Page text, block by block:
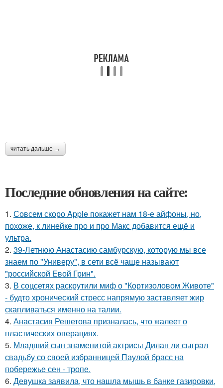
читать дальше →
Последние обновления на сайте:
1. Совсем скоро Apple покажет нам 18-е айфоны, но,
похоже, к линейке про и про Макс добавится ещё и
ультра.
2. 39-Летнюю Анастасию самбурскую, которую мы все
знаем по "Универу", в сети всё чаще называют
"российской Евой Грин".
3. В соцсетях раскрутили миф о "Кортизоловом Животе"
- будто хронический стресс напрямую заставляет жир
скапливаться именно на талии.
4. Анастасия Решетова призналась, что жалеет о
пластических операциях.
5. Младший сын знаменитой актрисы Дилан ли сыграл
свадьбу со своей избранницей Паулой брасс на
побережье сен - тропе.
6. Девушка заявила, что нашла мышь в банке газировки,